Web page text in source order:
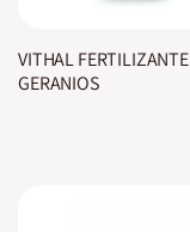
VITHAL FERTILIZANTE
GERANIOS